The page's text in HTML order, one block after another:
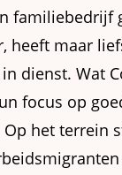
familiebedrijf
heeft maar
dienst. Wat
focus op
het terrein